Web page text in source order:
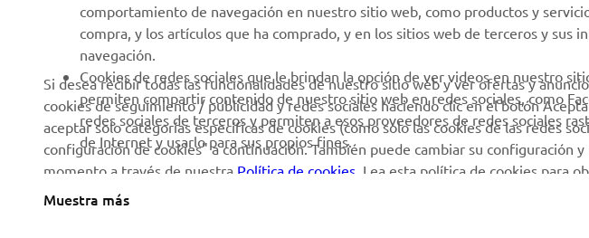
Política Básica de
Sostenibilidad
Canal de denuncias
Informe Público País por
País
independientes
Ficha de datos de
Spain (Spanish)
comportamiento de navegación en nuestro sitio web, como productos y
compra, y los artículos que ha comprado, y en los sitios web de terceros y sus
navegación.
Cookies de redes sociales que le brindan la opción de ver videos en nuestro
permiten compartir contenido de nuestro sitio web en redes sociales, como
redes sociales de terceros y permiten a esos proveedores de redes sociales
de Internet y usarlo para sus propios fines.
Si desea recibir todas las funcionalidades de nuestro sitio web y ver ofertas y
cookies de seguimiento / publicidad y redes sociales haciendo clic en el botón
aceptar solo categorías específicas de cookies (como solo las cookies de las redes
configuración de cookies" a continuación. También puede cambiar su configuración
momento a través de nuestra Política de cookies . Lea esta política de cookies para
utilizamos y cómo las utilizamos.
Muestra más